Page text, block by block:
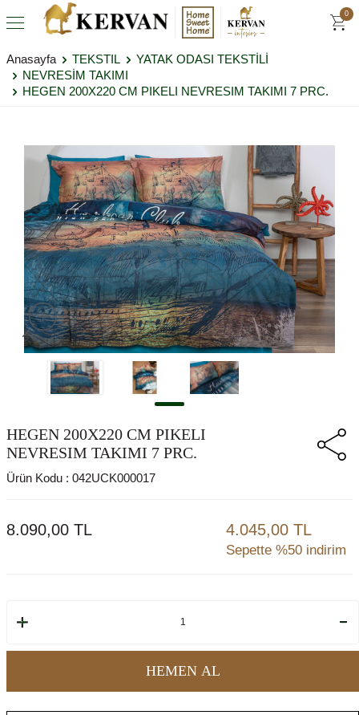
0
Anasayfa TEKSTIL
YATAK ODASI TEKSTİLİ
NEVRESİM TAKIMI
HEGEN 200X220 CM PIKELI NEVRESIM TAKIMI 7 PRC.
HEGEN 200X220 CM PIKELI
NEVRESIM TAKIMI 7 PRC.
Ürün Kodu : 042UCK000017
8.090,00 TL 4.045,00 TL
Sepette %50 indirim
HEMEN AL